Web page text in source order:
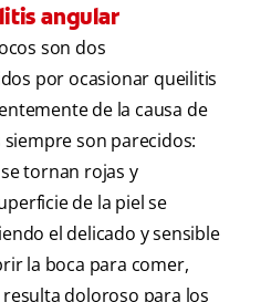
angular
son dos
por ocasionar queilitis
de la causa de
son parecidos:
tornan rojas y
de la piel se
el delicado y sensible
la boca para comer,
doloroso para los